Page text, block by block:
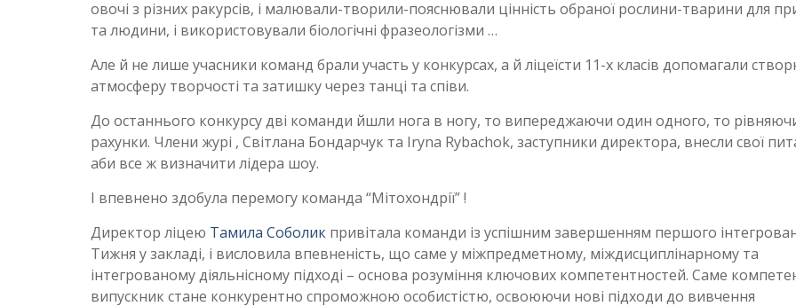
овочі з різних ракурсів, і малювали-творили-пояснювали цінність обраної рослини-тварини для
та людини, і використовували біологічні фразеологізми …
Але й не лише учасники команд брали участь у конкурсах, а й ліцеїсти 11-х класів допомагали
атмосферу творчості та затишку через танці та співи.
До останнього конкурсу дві команди йшли нога в ногу, то випереджаючи один одного, то
рахунки. Члени журі , Світлана Бондарчук та Iryna Rybachok, заступники директора, внесли свої
аби все ж визначити лідера шоу.
І впевнено здобула перемогу команда “Мітохондрії” !
Директор ліцею Тамила Соболик привітала команди із успішним завершенням першого
Тижня у закладі, і висловила впевненість, що саме у міжпредметному, міждисциплінарному та
інтегрованому діяльнісному підході – основа розуміння ключових компетентностей. Саме
випускник стане конкурентно спроможною особистістю, освоюючи нові підходи до вивчення